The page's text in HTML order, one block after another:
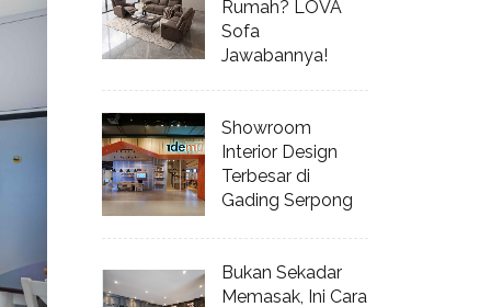
Rumah? LOVA
Sofa
Jawabannya!
Showroom
Interior Design
Terbesar di
Gading Serpong
Bukan Sekadar
Memasak, Ini Cara